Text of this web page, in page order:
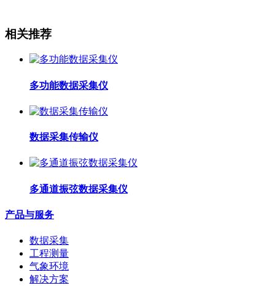
相关推荐
多功能数据采集仪
数据采集传输仪
多通道振弦数据采集仪
产品与服务
数据采集
工程测量
气象环境
解决方案